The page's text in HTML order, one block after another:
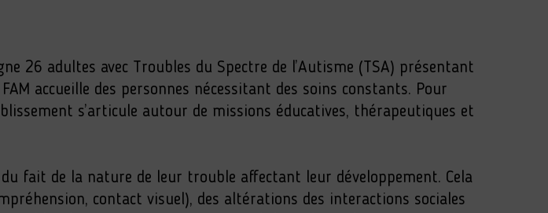
26 adultes avec Troubles du Spectre de l’Autisme (TSA) présentant
accueille des personnes nécessitant des soins constants. Pour
s’articule autour de missions éducatives, thérapeutiques et
fait de la nature de leur trouble affectant leur développement. Cela
contact visuel), des altérations des interactions sociales